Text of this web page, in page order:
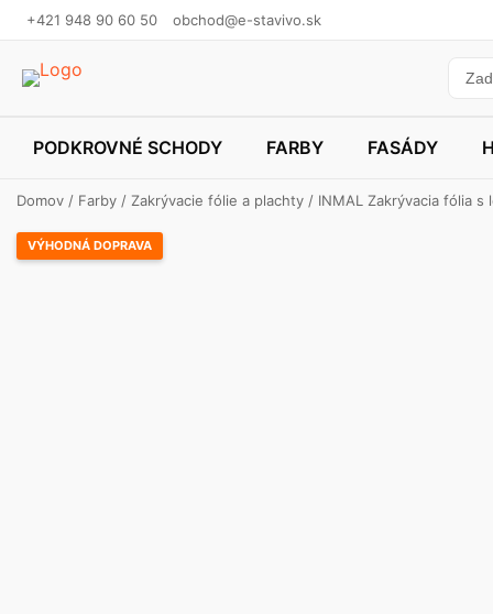
+421 948 90 60 50 obchod@e-stavivo.sk
PODKROVNÉ SCHODY FARBY FASÁDY
Domov / Farby / Zakrývacie fólie a plachty / INMAL Zakrývacia fólia s
VÝHODNÁ DOPRAVA